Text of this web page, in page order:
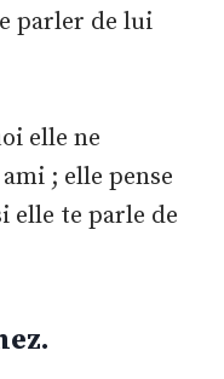
parler de lui
elle ne
; elle pense
elle te parle de